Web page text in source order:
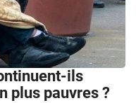
ils
plus pauvres ?